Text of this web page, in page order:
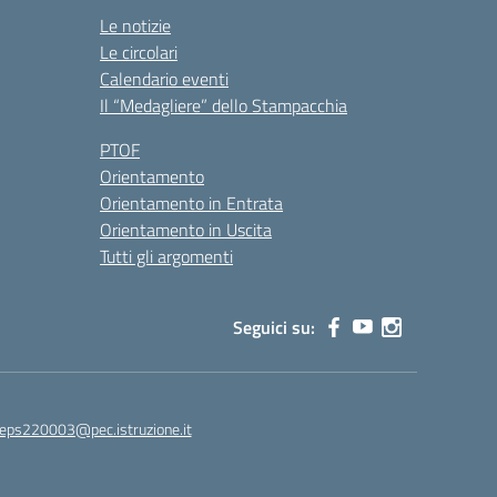
Le notizie
Le circolari
Calendario eventi
Il “Medagliere” dello Stampacchia
PTOF
Orientamento
Orientamento in Entrata
Orientamento in Uscita
Tutti gli argomenti
Seguici su: